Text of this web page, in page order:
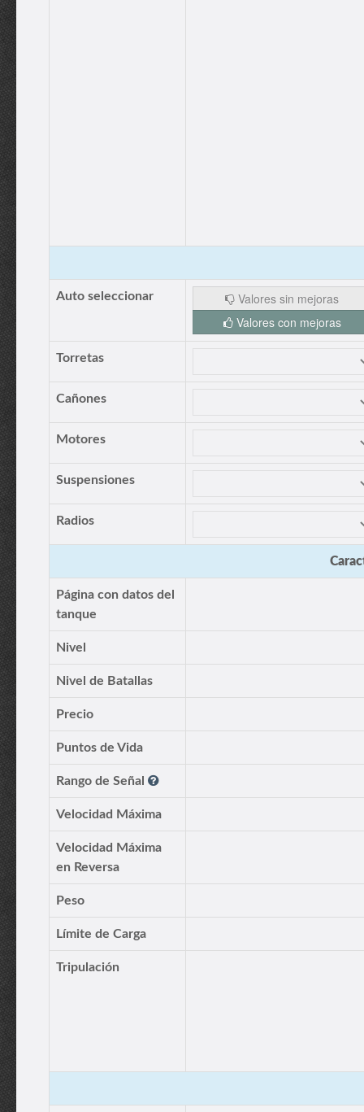
Auto seleccionar
Valores sin mejoras
Valores con mejoras
Torretas
Cañones
Motores
Suspensiones
Radios
Página con datos del
tanque
Nivel
Nivel de Batallas
Precio
Puntos de Vida
Rango de Señal
Velocidad Máxima
Velocidad Máxima
en Reversa
Peso
Límite de Carga
Tripulación